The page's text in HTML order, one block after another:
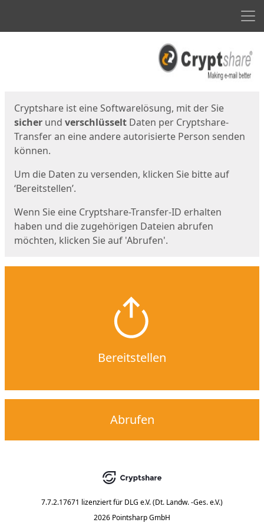
Cryptshare ist eine Softwarelösung, mit der Sie
sicher und verschlüsselt Daten per Cryptshare-
Transfer an eine andere autorisierte Person senden
können.
Um die Daten zu versenden, klicken Sie bitte auf
‘Bereitstellen’.
Wenn Sie eine Cryptshare-Transfer-ID erhalten
haben und die zugehörigen Dateien abrufen
möchten, klicken Sie auf 'Abrufen'.
Bereitstellen
Abrufen
7.7.2.17671 lizenziert für DLG e.V. (Dt. Landw. -Ges. e.V.)
2026 Pointsharp GmbH